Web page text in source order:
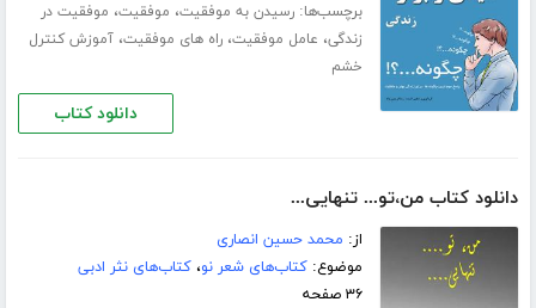
برچسب‌ها:رسیدن به موفقیت، موفقیت، موفقیت در
زندگی، عامل موفقیت،راه های موفقیت،آموزش کنترل
خشم
دانلود کتاب
دانلود کتاب من،تو... تنهایی...
از: محمد حسین انصاری
موضوع:کتاب‌های شعر نو،کتاب‌های نثر ادبی
۳۶ صفحه